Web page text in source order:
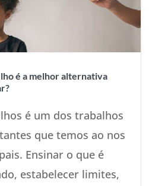
é a melhor alternativa
é um dos trabalhos
que temos ao nos
Ensinar o que é
estabelecer limites,